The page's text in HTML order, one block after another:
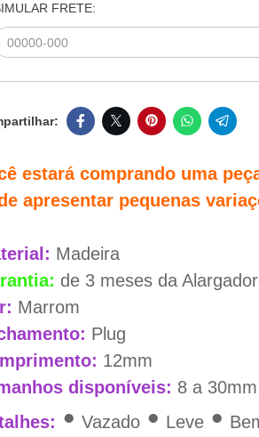
FRETE:
estará comprando uma
apresentar pequenas
Madeira
de 3 meses da
Marrom
Plug
12mm
disponíveis: 8 a 30mm
• Vazado • Leve •